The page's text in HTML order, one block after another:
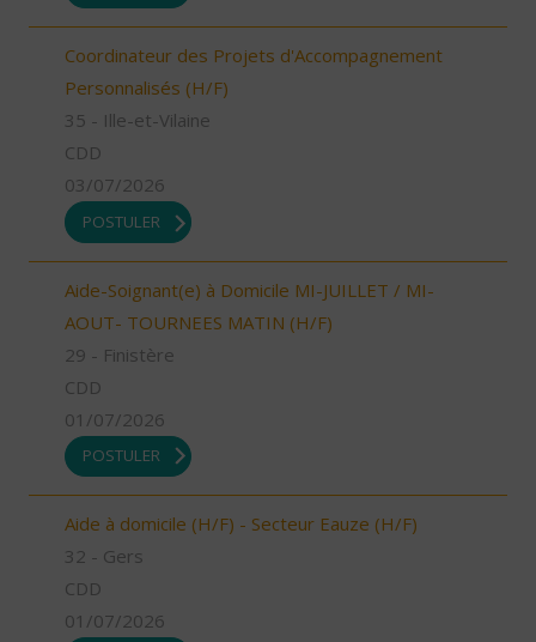
Coordinateur des Projets d'Accompagnement
Personnalisés (H/F)
35 - Ille-et-Vilaine
CDD
03/07/2026
POSTULER
Aide-Soignant(e) à Domicile MI-JUILLET / MI-
AOUT- TOURNEES MATIN (H/F)
29 - Finistère
CDD
01/07/2026
POSTULER
Aide à domicile (H/F) - Secteur Eauze (H/F)
32 - Gers
CDD
01/07/2026